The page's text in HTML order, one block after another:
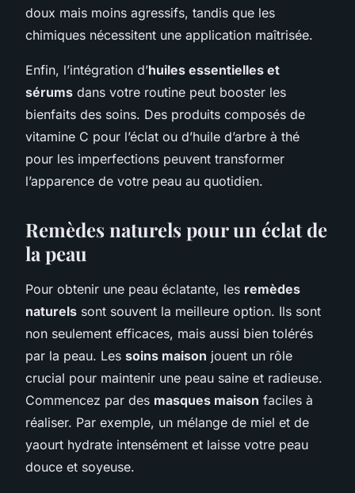
doux mais moins agressifs, tandis que les
chimiques nécessitent une application maîtrisée.
Enfin, l’intégration d’huiles essentielles et
sérums dans votre routine peut booster les
bienfaits des soins. Des produits composés de
vitamine C pour l’éclat ou d’huile d’arbre à thé
pour les imperfections peuvent transformer
l’apparence de votre peau au quotidien.
Remèdes naturels pour un éclat de
la peau
Pour obtenir une peau éclatante, les remèdes
naturels sont souvent la meilleure option. Ils sont
non seulement efficaces, mais aussi bien tolérés
par la peau. Les soins maison jouent un rôle
crucial pour maintenir une peau saine et radieuse.
Commencez par des masques maison faciles à
réaliser. Par exemple, un mélange de miel et de
yaourt hydrate intensément et laisse votre peau
douce et soyeuse.